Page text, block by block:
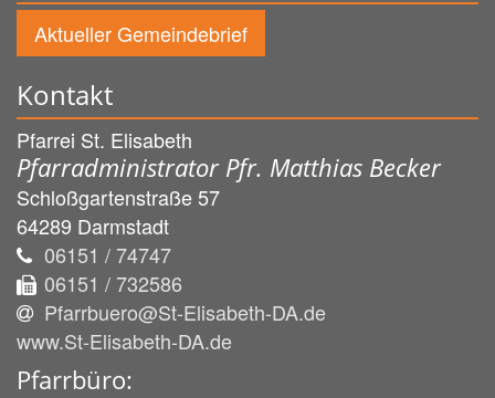
Aktueller Gemeindebrief
Kontakt
Pfarrei St. Elisabeth
Pfarradministrator Pfr. Matthias Becker
Schloßgartenstraße 57
64289 Darmstadt
06151 / 74747
06151 / 732586
Pfarrbuero@St-Elisabeth-DA.de
www.St-Elisabeth-DA.de
Pfarrbüro: